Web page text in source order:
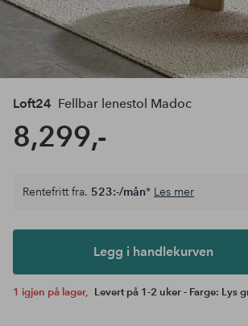
Loft24 Fellbar lenestol Madoc
8,299,-
Legg i
Rentefritt fra. 523:-/mån* Les mer
Legg i handlekurven
1 igjen på lager, Levert på 1-2 uker - Farge: Lys